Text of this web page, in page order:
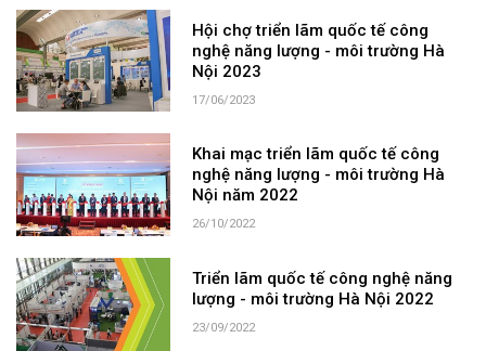
Hội chợ triển lãm quốc tế công
nghệ năng lượng - môi trường Hà
Nội 2023
17/06/2023
Khai mạc triển lãm quốc tế công
nghệ năng lượng - môi trường Hà
Nội năm 2022
26/10/2022
Triển lãm quốc tế công nghệ năng
lượng - môi trường Hà Nội 2022
23/09/2022